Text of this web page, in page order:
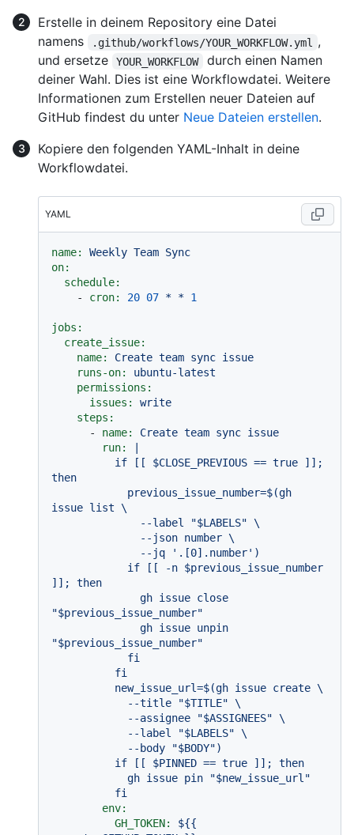
Erstelle in deinem Repository eine Datei
namens
.github/workflows/YOUR_WORKFLOW.yml
,
und ersetze
YOUR_WORKFLOW
durch einen Namen
deiner Wahl. Dies ist eine Workflowdatei. Weitere
Informationen zum Erstellen neuer Dateien auf
GitHub findest du unter Neue Dateien erstellen.
Kopiere den folgenden YAML-Inhalt in deine
Workflowdatei.
YAML
name: Weekly Team Sync
on:
schedule:
-
cron: 20 07 * * 1
jobs:
create_issue:
name:
Create team sync issue
runs-on:
ubuntu-latest
permissions:
issues:
write
steps:
-
name: Create team sync issue
run:
then
issue list \
]]; then
"$previous_issue_number"
"$previous_issue_number"
env:
GH_TOKEN:
${{